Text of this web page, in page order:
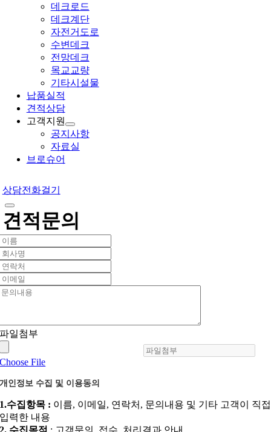
데크로드
데크계단
자전거도로
수변데크
전망데크
목교교량
기타시설물
납품실적
견적상담
고객지원
공지사항
자료실
브로슈어
상담전화걸기
견적문의
파일첨부
Choose File
개인정보 수집 및 이용동의
1.수집항목 : 이름, 이메일, 연락처, 문의내용 및 기타 고객이 직접
입력한 내용
2. 수집목적 : 고객문의 ,접수, 처리결과 안내